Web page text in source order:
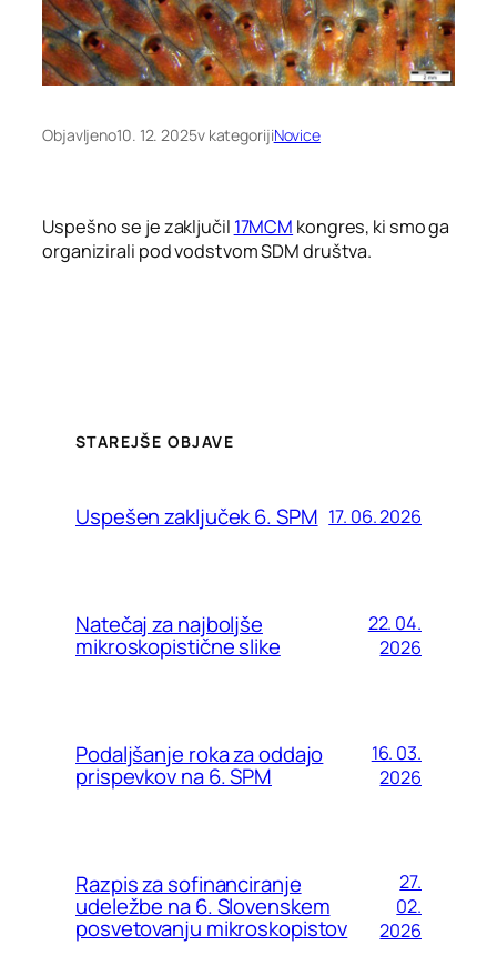
Objavljeno10. 12. 2025v kategorijiNovice
Uspešno se je zaključil 17MCM kongres, ki smo ga
organizirali pod vodstvom SDM društva.
STAREJŠE OBJAVE
Uspešen zaključek 6. SPM 17. 06. 2026
Natečaj za najboljše
mikroskopistične slike
22. 04.
2026
Podaljšanje roka za oddajo
prispevkov na 6. SPM
16. 03.
2026
Razpis za sofinanciranje
udeležbe na 6. Slovenskem
posvetovanju mikroskopistov
27.
02.
2026